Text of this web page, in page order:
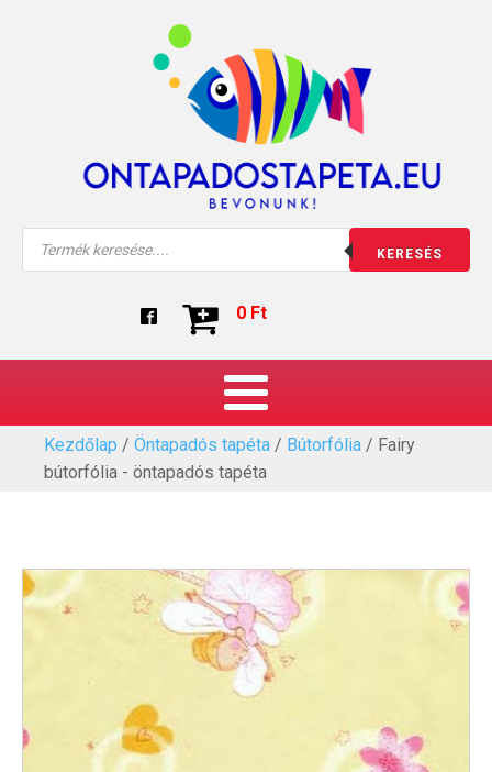
Products
KERESÉS
0 Ft
Kezdőlap / Öntapadós tapéta / Bútorfólia / Fairy
bútorfólia - öntapadós tapéta